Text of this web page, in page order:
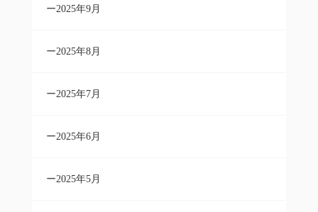
2025年9月
2025年8月
2025年7月
2025年6月
2025年5月